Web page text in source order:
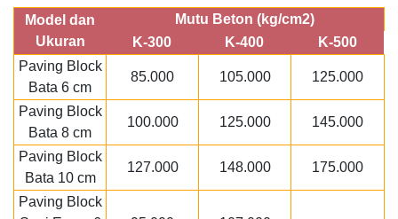
Model dan
Ukuran
Mutu Beton (kg/cm2)
K-300
K-400
K-500
Paving Block
Bata 6 cm
85.000 105.000 125.000
Paving Block
Bata 8 cm
100.000 125.000 145.000
Paving Block
Bata 10 cm
127.000 148.000 175.000
Paving Block